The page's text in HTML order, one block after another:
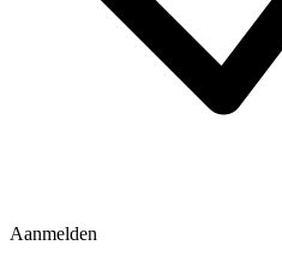
Aanmelden